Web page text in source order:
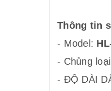
Thông tin
- Model:
- Chủng
- ĐỘ DÀI